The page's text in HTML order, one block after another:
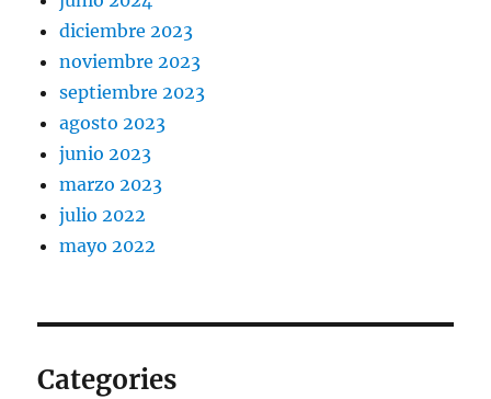
diciembre 2023
noviembre 2023
septiembre 2023
agosto 2023
junio 2023
marzo 2023
julio 2022
mayo 2022
Categories